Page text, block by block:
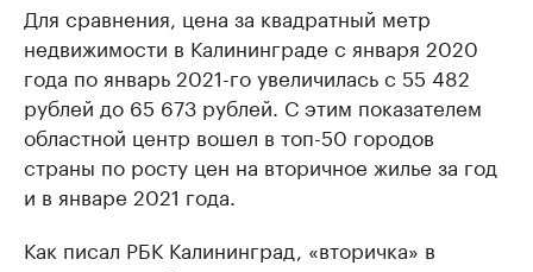
Для сравнения, цена за квадратный метр
недвижимости в Калининграде с января 2020
года по январь 2021-го увеличилась с 55 482
рублей до 65 673 рублей. С этим показателем
областной центр вошел в топ-50 городов
страны по росту цен на вторичное жилье за год
и в январе 2021 года.
Как писал РБК Калининград, «вторичка» в